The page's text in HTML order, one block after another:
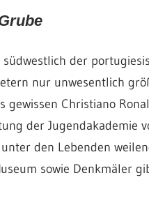
der
nur unwesentlich
Christiano
der Jugendakademie
den Lebenden
sowie Denkmäler